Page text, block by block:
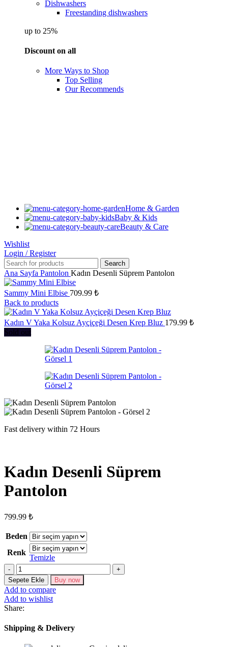
Dishwashers
Freestanding dishwashers
up to 25%
Discount on all
More Ways to Shop
Top Selling
Our Recommends
Home & Garden
Baby & Kids
Beauty & Care
Wishlist
Login / Register
Search
Ana Sayfa Pantolon Kadın Desenli Süprem Pantolon
Sammy Mini Elbise 709.99 ₺
Back to products
Kadın V Yaka Kolsuz Ayçiçeği Desen Krep Bluz 179.99 ₺
Sold out
Fast delivery within 72 Hours
Kadın Desenli Süprem
Pantolon
799.99 ₺
Beden
Renk
Temizle
Kadın
Desenli
Süprem
Pantolon
adet
Sepete Ekle Buy now
Add to compare
Add to wishlist
Share:
Shipping & Delivery